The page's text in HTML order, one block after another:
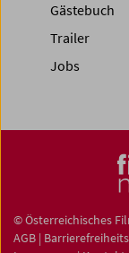
Gästebuch
Trailer
Jobs
© Österreichisches
AGB |